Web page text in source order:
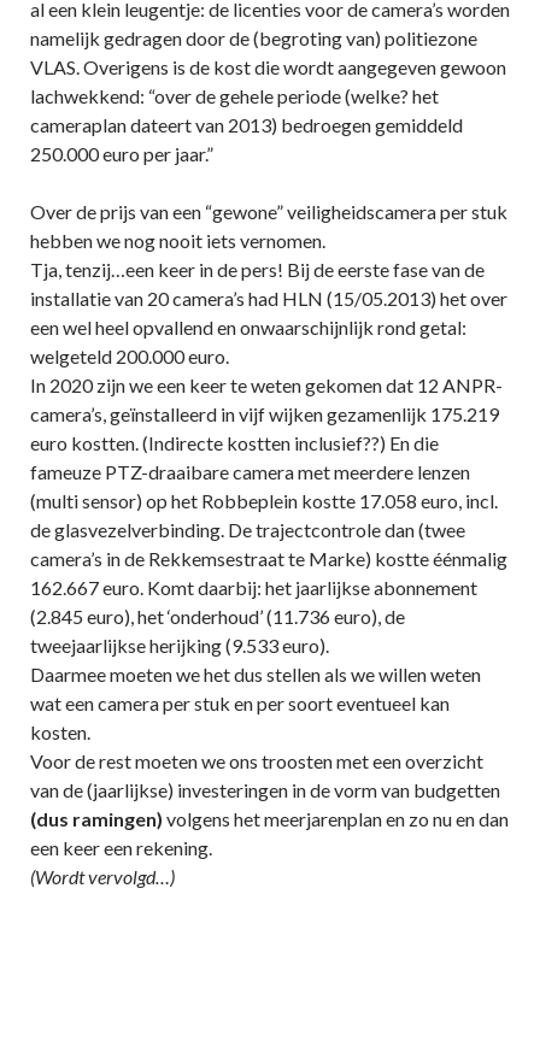
al een klein leugentje: de licenties voor de camera’s worden
namelijk gedragen door de (begroting van) politiezone
VLAS. Overigens is de kost die wordt aangegeven gewoon
lachwekkend: “over de gehele periode (welke? het
cameraplan dateert van 2013) bedroegen gemiddeld
250.000 euro per jaar.”
Over de prijs van een “gewone” veiligheidscamera per stuk
hebben we nog nooit iets vernomen.
Tja, tenzij…een keer in de pers! Bij de eerste fase van de
installatie van 20 camera’s had HLN (15/05.2013) het over
een wel heel opvallend en onwaarschijnlijk rond getal:
welgeteld 200.000 euro.
In 2020 zijn we een keer te weten gekomen dat 12 ANPR-
camera’s, geïnstalleerd in vijf wijken gezamenlijk 175.219
euro kostten. (Indirecte kostten inclusief??) En die
fameuze PTZ-draaibare camera met meerdere lenzen
(multi sensor) op het Robbeplein kostte 17.058 euro, incl.
de glasvezelverbinding. De trajectcontrole dan (twee
camera’s in de Rekkemsestraat te Marke) kostte éénmalig
162.667 euro. Komt daarbij: het jaarlijkse abonnement
(2.845 euro), het ‘onderhoud’ (11.736 euro), de
tweejaarlijkse herijking (9.533 euro).
Daarmee moeten we het dus stellen als we willen weten
wat een camera per stuk en per soort eventueel kan
kosten.
Voor de rest moeten we ons troosten met een overzicht
van de (jaarlijkse) investeringen in de vorm van budgetten
(dus ramingen) volgens het meerjarenplan en zo nu en dan
een keer een rekening.
(Wordt vervolgd…)